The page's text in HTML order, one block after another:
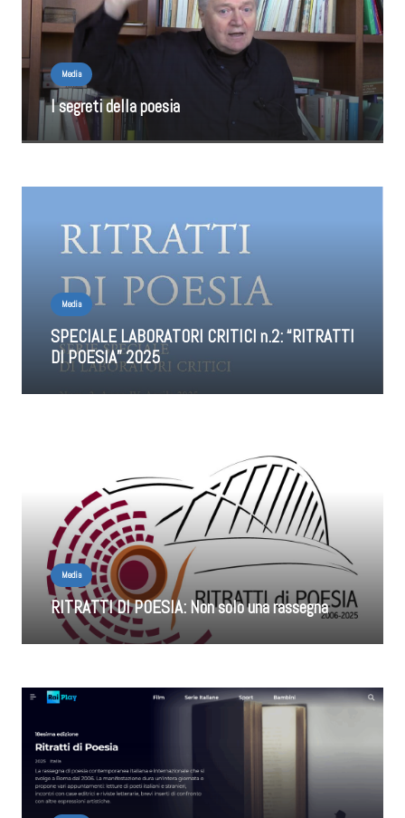
Media
I segreti della poesia
Media
SPECIALE LABORATORI CRITICI n.2: “RITRATTI
DI POESIA” 2025
Media
RITRATTI DI POESIA: Non solo una rassegna